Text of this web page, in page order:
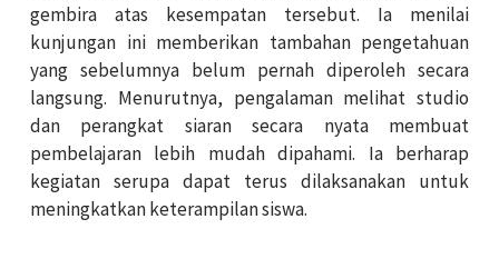
gembira atas kesempatan tersebut. Ia menilai
kunjungan ini memberikan tambahan pengetahuan
yang sebelumnya belum pernah diperoleh secara
langsung. Menurutnya, pengalaman melihat studio
dan perangkat siaran secara nyata membuat
pembelajaran lebih mudah dipahami. Ia berharap
kegiatan serupa dapat terus dilaksanakan untuk
meningkatkan keterampilan siswa.